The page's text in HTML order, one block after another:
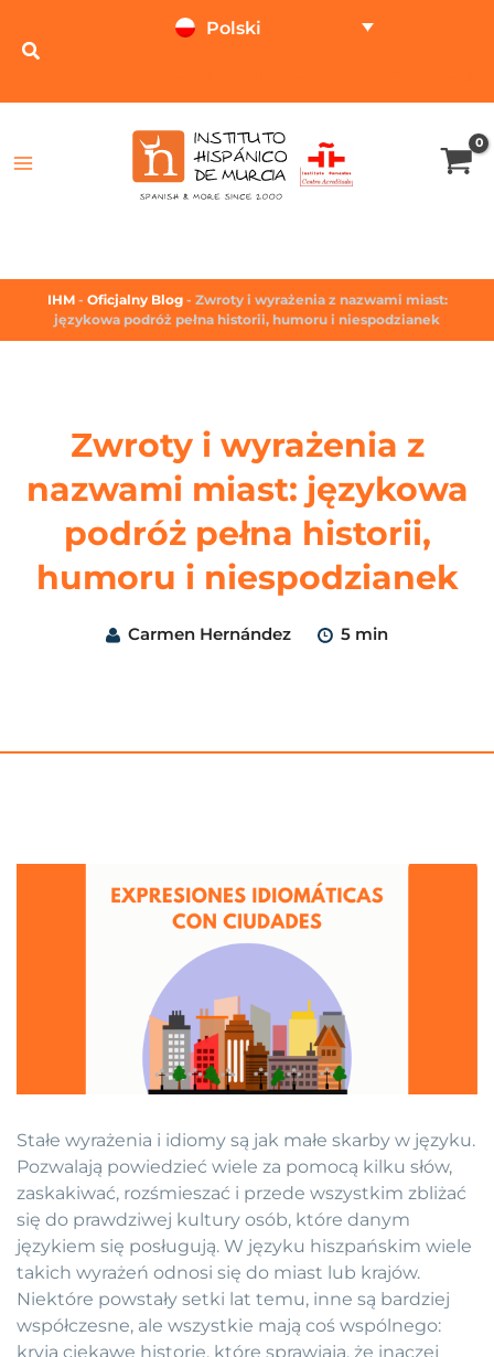
Polski
IHM - Oficjalny Blog - Zwroty i wyrażenia z nazwami miast:
językowa podróż pełna historii, humoru i niespodzianek
Zwroty i wyrażenia z
nazwami miast: językowa
podróż pełna historii,
humoru i niespodzianek
Carmen Hernández 5 min
Stałe wyrażenia i idiomy są jak małe skarby w języku.
Pozwalają powiedzieć wiele za pomocą kilku słów,
zaskakiwać, rozśmieszać i przede wszystkim zbliżać
się do prawdziwej kultury osób, które danym
językiem się posługują. W języku hiszpańskim wiele
takich wyrażeń odnosi się do miast lub krajów.
Niektóre powstały setki lat temu, inne są bardziej
współczesne, ale wszystkie mają coś wspólnego:
kryją ciekawe historie, które sprawiają, że inaczej